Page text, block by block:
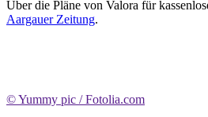
Über die Pläne von Valora für
Aargauer Zeitung.
© Yummy pic / Fotolia.com